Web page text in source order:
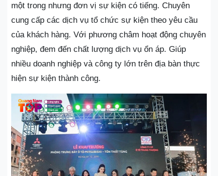
một trong nhưng đơn vị sự kiện có tiếng. Chuyên
cung cấp các dịch vụ tổ chức sự kiện theo yêu cầu
của khách hàng. Với phương châm hoạt động chuyên
nghiệp, đem đến chất lượng dịch vụ ổn áp. Giúp
nhiều doanh nghiệp và công ty lớn trên địa bàn thực
hiện sự kiện thành công.